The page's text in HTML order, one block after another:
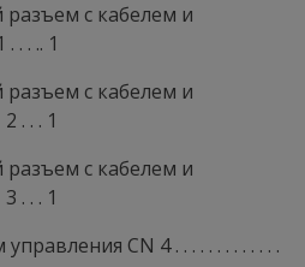
с кабелем и
. . .. 1
с кабелем и
. . . 1
с кабелем и
. . . 1
CN 4 . . . . . . . . . . . . .